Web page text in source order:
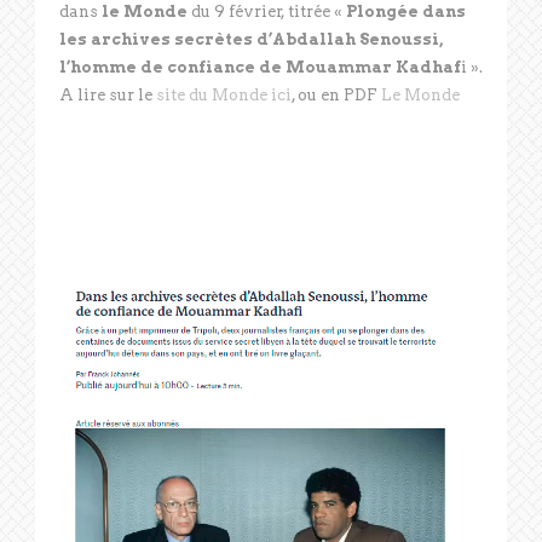
dans le Monde du 9 février, titrée « Plongée dans
les archives secrètes d’Abdallah Senoussi,
l’homme de confiance de Mouammar Kadhafi ».
A lire sur le site du Monde ici , ou en PDF Le Monde